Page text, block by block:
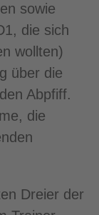
sowie
die sich
wollten)
über die
Abpfiff.
die
Dreier der